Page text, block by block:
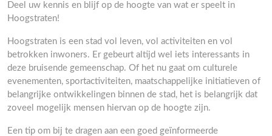
Deel uw kennis en blijf op de hoogte van wat er speelt in
Hoogstraten!
Hoogstraten is een stad vol leven, vol activiteiten en vol
betrokken inwoners. Er gebeurt altijd wel iets interessants in
deze bruisende gemeenschap. Of het nu gaat om culturele
evenementen, sportactiviteiten, maatschappelijke initiatieven of
belangrijke ontwikkelingen binnen de stad, het is belangrijk dat
zoveel mogelijk mensen hiervan op de hoogte zijn.
Een tip om bij te dragen aan een goed geïnformeerde